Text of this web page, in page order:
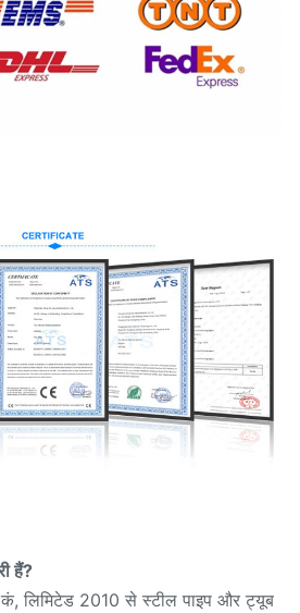
हैं?
कं, लिमिटेड 2010 से स्टील पाइप और ट्यूब